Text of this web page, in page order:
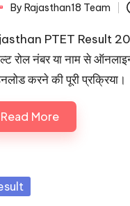
By Rajasthan18 Team
PTET Result
रोल नंबर या नाम से
करने की पूरी प्रक्रिया।
Read More